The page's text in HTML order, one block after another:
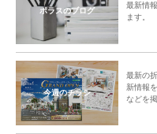
ポラスのブログ
最新情
ます。
今週のチラシ
最新の
新情報
などを